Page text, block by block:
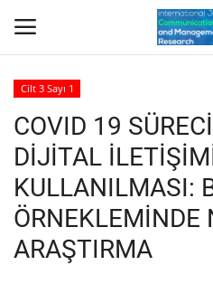
Anasayfa
Hakkımızda
Yayımcı/Dergi Kurulları
Cilt 3 Sayı 1
COVID 19
DİJİTAL
KULLANILMASI:
ÖRNEKLEMİNDE
ARAŞTIRMA